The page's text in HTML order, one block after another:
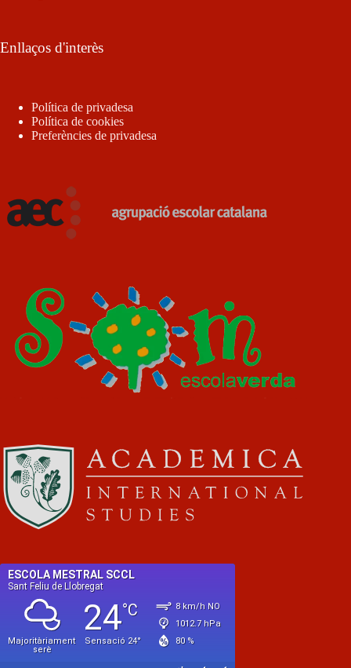
Enllaços d'interès
Política de privadesa
Política de cookies
Preferències de privadesa